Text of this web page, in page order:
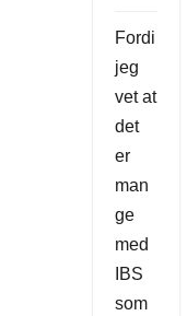
Fordi
jeg
vet at
det
er
man
ge
med
IBS
som